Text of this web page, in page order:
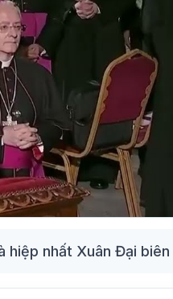
hiệp nhất Xuân Đại